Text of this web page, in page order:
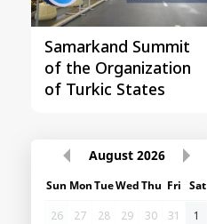
Samarkand Summit
of the Organization
of Turkic States
August 2026
Sun MonTueWedThu Fri Sat
26
27 28 29 30 31
1